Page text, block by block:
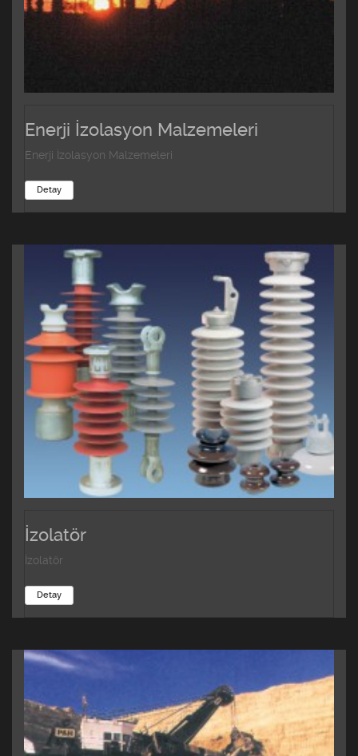
Enerji İzolasyon Malzemeleri
Enerji İzolasyon Malzemeleri
Detay
İzolatör
İzolatör
Detay